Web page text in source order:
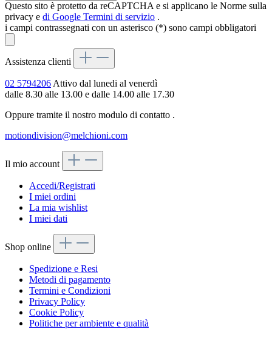
Questo sito è protetto da reCAPTCHA e si applicano le Norme sulla
privacy e di Google Termini di servizio .
i campi contrassegnati con un asterisco (*) sono campi obbligatori
Assistenza clienti
02 5794206Attivo dal lunedi al venerdì
dalle 8.30 alle 13.00 e dalle 14.00 alle 17.30
Oppure tramite il nostro modulo di contatto .
motiondivision@melchioni.com
Il mio account
Accedi/Registrati
I miei ordini
La mia wishlist
I miei dati
Shop online
Spedizione e Resi
Metodi di pagamento
Termini e Condizioni
Privacy Policy
Cookie Policy
Politiche per ambiente e qualità